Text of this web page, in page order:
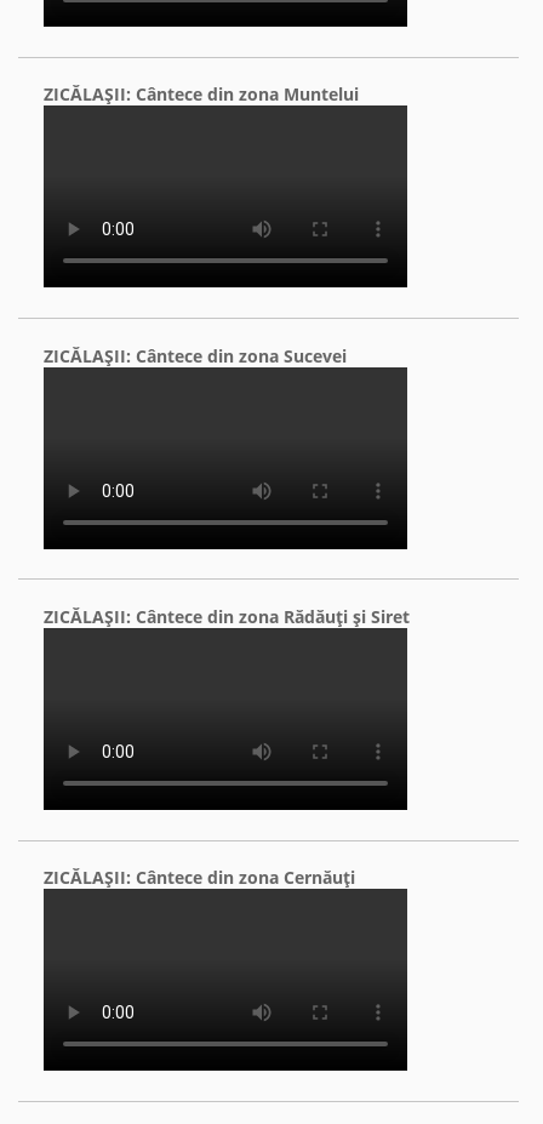
ZICĂLAŞII: Cântece din zona Muntelui
ZICĂLAŞII: Cântece din zona Sucevei
ZICĂLAŞII: Cântece din zona Rădăuţi şi Siret
ZICĂLAŞII: Cântece din zona Cernăuţi